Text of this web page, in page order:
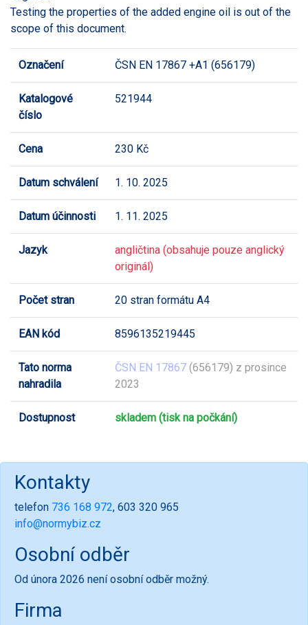
Testing the properties of the added engine oil is out of the
scope of this document.
Označení ČSN EN 17867 +A1 (656179)
Katalogové
číslo
521944
Cena 230 Kč
Datum schválení 1. 10. 2025
Datum účinnosti 1. 11. 2025
Jazyk
angličtina (obsahuje pouze anglický
originál)
Počet stran 20 stran formátu A4
EAN kód 8596135219445
Tato norma
nahradila
ČSN EN 17867 (656179) z prosince
2023
Dostupnost skladem (tisk na počkání)
Kontakty
telefon 736 168 972, 603 320 965
info@normybiz.cz
Osobní odběr
Od února 2026 není osobní odběr možný.
Firma